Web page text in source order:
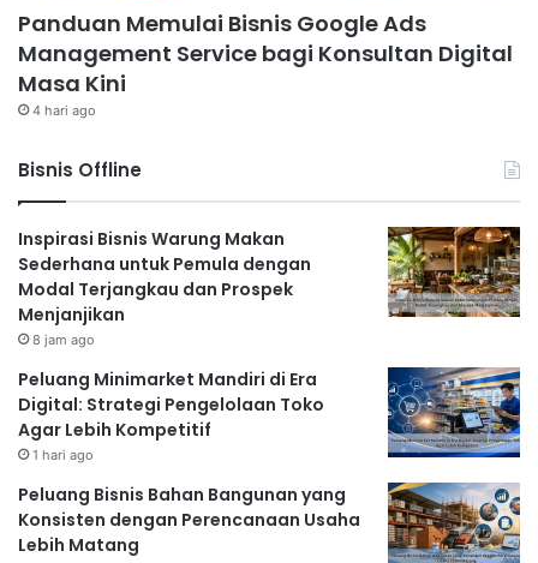
Panduan Memulai Bisnis Google Ads
Management Service bagi Konsultan Digital
Masa Kini
4 hari ago
Bisnis Offline
Inspirasi Bisnis Warung Makan
Sederhana untuk Pemula dengan
Modal Terjangkau dan Prospek
Menjanjikan
8 jam ago
Peluang Minimarket Mandiri di Era
Digital: Strategi Pengelolaan Toko
Agar Lebih Kompetitif
1 hari ago
Peluang Bisnis Bahan Bangunan yang
Konsisten dengan Perencanaan Usaha
Lebih Matang